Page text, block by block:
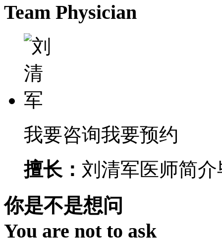
Team Physician
我要咨询我要预约
擅长： 刘清军医师简
你是不是想问
You are not to ask